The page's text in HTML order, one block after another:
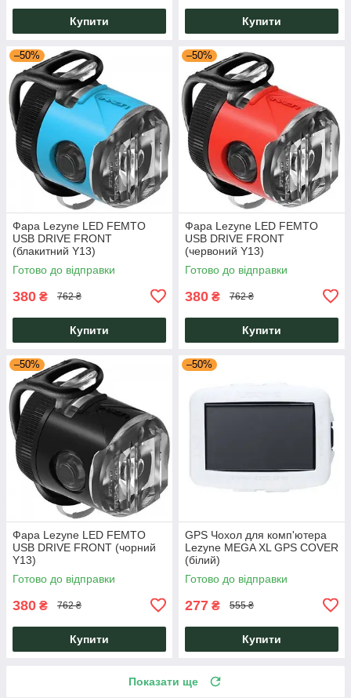
Купити Купити
–50%
Фара Lezyne LED FEMTO
USB DRIVE FRONT
(блакитний Y13)
Готово до відправки
380 ₴ 762 ₴
Купити
–50%
Фара Lezyne LED FEMTO
USB DRIVE FRONT
(червоний Y13)
Готово до відправки
380 ₴ 762 ₴
Купити
–50%
Фара Lezyne LED FEMTO
USB DRIVE FRONT (чорний
Y13)
Готово до відправки
380 ₴ 762 ₴
Купити
–50%
GPS Чохол для комп'ютера
Lezyne MEGA XL GPS COVER
(білий)
Готово до відправки
277 ₴ 555 ₴
Купити
Показати ще